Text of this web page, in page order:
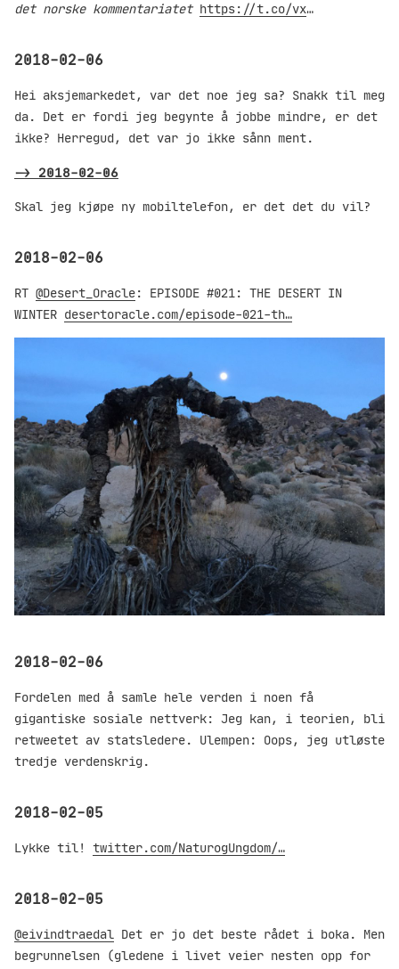
det norske kommentariatet https://t.co/vx…
2018-02-06
Hei aksjemarkedet, var det noe jeg sa? Snakk til meg
da. Det er fordi jeg begynte å jobbe mindre, er det
ikke? Herregud, det var jo ikke sånn ment.
-> 2018-02-06
Skal jeg kjøpe ny mobiltelefon, er det det du vil?
2018-02-06
RT @Desert_Oracle: EPISODE #021: THE DESERT IN
WINTER desertoracle.com/episode-021-th…
2018-02-06
Fordelen med å samle hele verden i noen få
gigantiske sosiale nettverk: Jeg kan, i teorien, bli
retweetet av statsledere. Ulempen: Oops, jeg utløste
tredje verdenskrig.
2018-02-05
Lykke til! twitter.com/NaturogUngdom/…
2018-02-05
@eivindtraedal Det er jo det beste rådet i boka. Men
begrunnelsen (gledene i livet veier nesten opp for